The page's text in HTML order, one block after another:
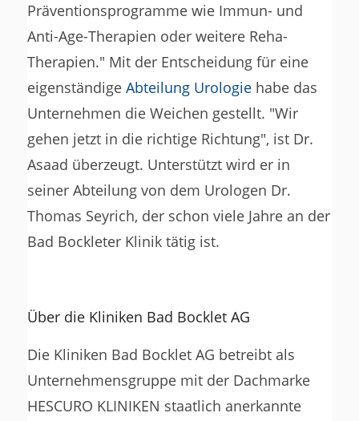
Präventionsprogramme wie Immun- und
Anti-Age-Therapien oder weitere Reha-
Therapien." Mit der Entscheidung für eine
eigenständige Abteilung Urologiehabe das
Unternehmen die Weichen gestellt. "Wir
gehen jetzt in die richtige Richtung", ist Dr.
Asaad überzeugt. Unterstützt wird er in
seiner Abteilung von dem Urologen Dr.
Thomas Seyrich, der schon viele Jahre an der
Bad Bockleter Klinik tätig ist.
Über die Kliniken Bad Bocklet AG
Die Kliniken Bad Bocklet AG betreibt als
Unternehmensgruppe mit der Dachmarke
HESCURO KLINIKEN staatlich anerkannte